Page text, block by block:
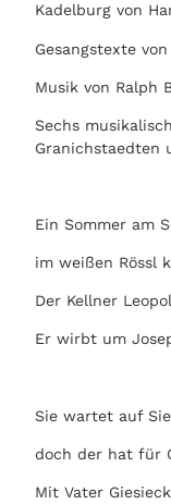
Kadelburg von
Gesangstexte
Musik von Ralph
Sechs
Granichstaedten
Ein Sommer am
im weißen Rössl
Der Kellner
Er wirbt um
Sie wartet auf
doch der hat für
Mit Vater